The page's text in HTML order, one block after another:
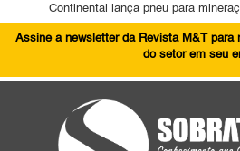
Continental lança pneu para
Assine a newsletter da Revista M&T para
do setor em seu